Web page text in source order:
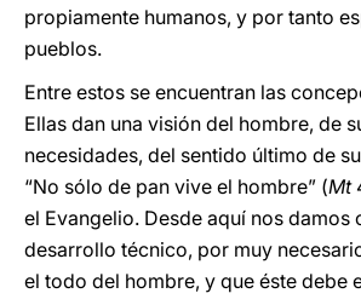
propiamente humanos, y por tanto
pueblos.
Entre estos se encuentran las
Ellas dan una visión del hombre, de
necesidades, del sentido último de
“No sólo de pan vive el hombre” (Mt
el Evangelio. Desde aquí nos damos
desarrollo técnico, por muy
el todo del hombre, y que éste debe